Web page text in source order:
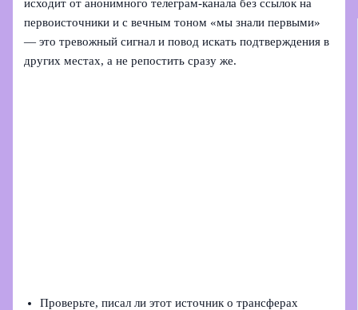
исходит от анонимного телеграм-канала без ссылок на
первоисточники и с вечным тоном «мы знали первыми»
— это тревожный сигнал и повод искать подтверждения в
других местах, а не репостить сразу же.
Проверьте, писал ли этот источник о трансферах